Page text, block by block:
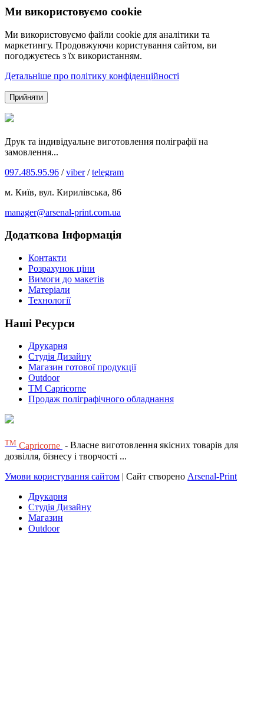
Ми використовуємо cookie
Ми використовуємо файли cookie для аналітики та
маркетингу. Продовжуючи користування сайтом, ви
погоджуєтесь з їх використанням.
Детальніше про політику конфіденційності
Прийняти
Друк та індивідуальне виготовлення поліграфії на
замовлення...
097.485.95.96 /viber/telegram
м. Київ, вул. Кирилівська, 86
manager@arsenal-print.com.ua
Додаткова Інформація
Контакти
Розрахунок ціни
Вимоги до макетів
Матеріали
Технології
Наші Ресурси
Друкарня
Студія Дизайну
Магазин готової продукції
Outdoor
TM Capricorne
Продаж поліграфічного обладнання
ТМ Capricorne - Власне виготовлення якісних товарів для
дозвілля, бізнесу і творчості ...
Умови користування сайтом | Сайт створено Arsenal-Print
Друкарня
Студія Дизайну
Магазин
Outdoor